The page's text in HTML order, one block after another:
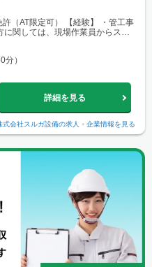
） 【経験】 ・管工事
関しては、現場作業員からスタ
）
詳細を見る
式会社スルガ設備の求人・企業情報を見る